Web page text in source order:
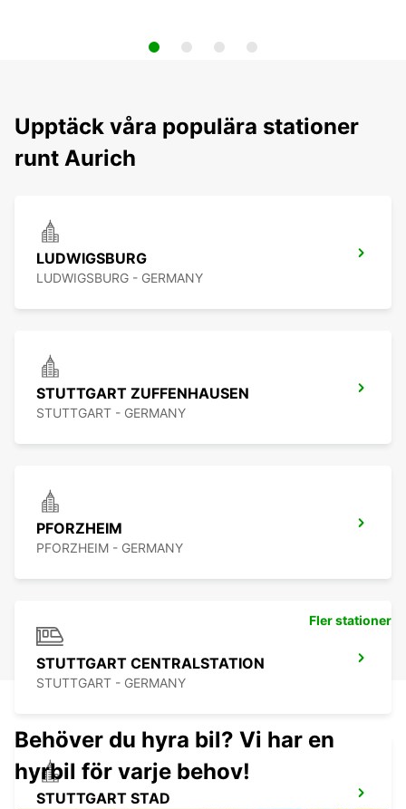
Upptäck våra populära stationer
runt Aurich
LUDWIGSBURG
LUDWIGSBURG - GERMANY
STUTTGART ZUFFENHAUSEN
STUTTGART - GERMANY
PFORZHEIM
PFORZHEIM - GERMANY
STUTTGART CENTRALSTATION
STUTTGART - GERMANY
STUTTGART STAD
Fler stationer
Behöver du hyra bil? Vi har en
hyrbil för varje behov!